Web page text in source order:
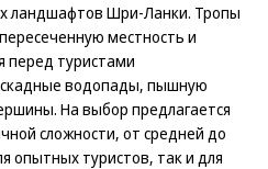
ландшафтов Шри-Ланки. Тропы
местность и
перед туристами
водопады, пышную
На выбор предлагается
сложности, от средней до
опытных туристов, так и для